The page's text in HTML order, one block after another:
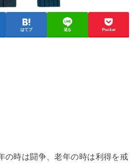
はてブ 送る Pocket
の時は闘争、老年の時は利得を戒